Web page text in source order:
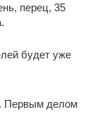
перец, 35
будет уже
Первым делом